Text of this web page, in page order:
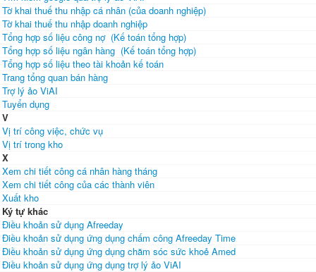
Tờ khai thuế thu nhập cá nhân (của doanh nghiệp)
Tờ khai thuế thu nhập doanh nghiệp
Tổng hợp số liệu công nợ (Kế toán tổng hợp)
Tổng hợp số liệu ngân hàng (Kế toán tổng hợp)
Tổng hợp số liệu theo tài khoản kế toán
Trang tổng quan bán hàng
Trợ lý ảo ViAI
Tuyển dụng
V
Vị trí công việc, chức vụ
Vị trí trong kho
X
Xem chi tiết công cá nhân hàng tháng
Xem chi tiết công của các thành viên
Xuất kho
Ký tự khác
Điều khoản sử dụng Afreeday
Điều khoản sử dụng ứng dụng chấm công Afreeday Time
Điều khoản sử dụng ứng dụng chăm sóc sức khoẻ Amed
Điều khoản sử dụng ứng dụng trợ lý ảo ViAI